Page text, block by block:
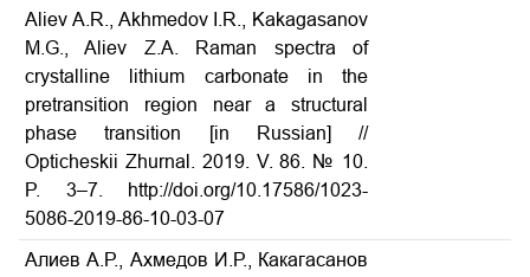
Aliev A.R., Akhmedov I.R., Kakagasanov
M.G., Aliev Z.A. Raman spectra of
crystalline lithium carbonate in the
pretransition region near a structural
phase transition
[in Russian] //
Opticheskii Zhurnal. 2019. V. 86. № 10.
P. 3–7. http://doi.org/10.17586/1023-
5086-2019-86-10-03-07
Алиев А.Р., Ахмедов И.Р., Какагасанов